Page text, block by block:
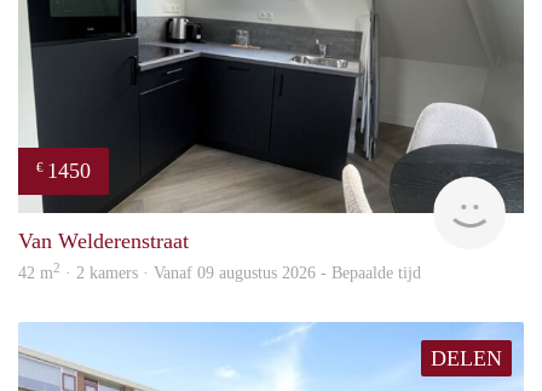
€ 1450
Van Welderenstraat
42 m2 · 2 kamers · Vanaf 09 augustus 2026 - Bepaalde tijd
DELEN